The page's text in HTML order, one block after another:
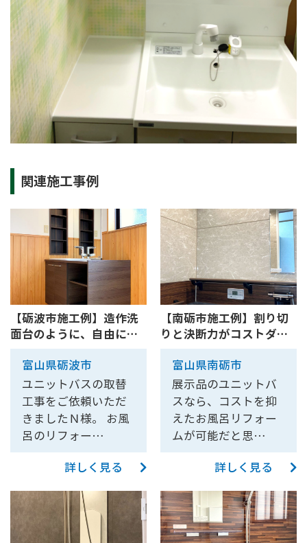
関連施工事例
【砺波市施工例】造作洗
面台のように、自由に自
分ら...
富山県砺波市
ユニットバスの取替
工事をご依頼いただ
きましたＮ様。 お風
呂のリフォー…
詳しく見る
【南砺市施工例】割り切
りと決断力がコストダウ
ンの...
富山県南砺市
展示品のユニットバ
スなら、コストを抑
えたお風呂リフォー
ムが可能だと思…
詳しく見る